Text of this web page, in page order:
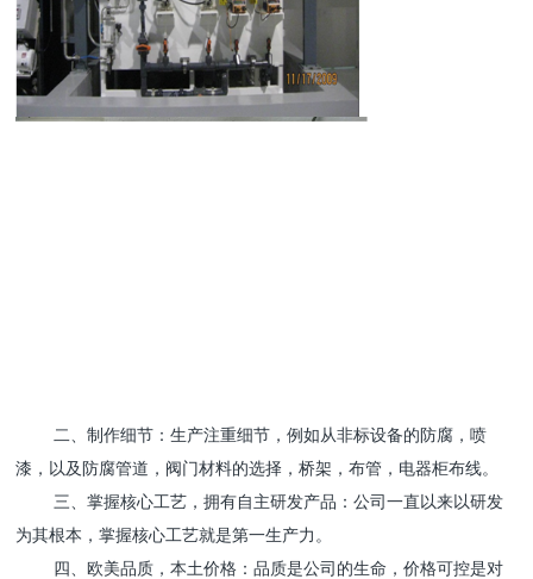
二、制作细节：生产注重细节，例如从非标设备的防腐，喷
漆，以及防腐管道，阀门材料的选择，桥架，布管，电器柜布线。
三、掌握核心工艺，拥有自主研发产品：公司一直以来以研发
为其根本，掌握核心工艺就是第一生产力。
四、欧美品质，本土价格：品质是公司的生命，价格可控是对